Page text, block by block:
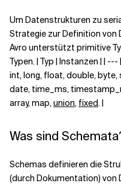
Um Datenstrukturen zu
Strategie zur Definition von
Avro unterstützt primitive
Typen. | Typ | Instanzen | |
int, long, float, double, byte,
date, time_ms,
array, map,union, fixed. |
Was sind
Schemas definieren die
(durch Dokumentation) von